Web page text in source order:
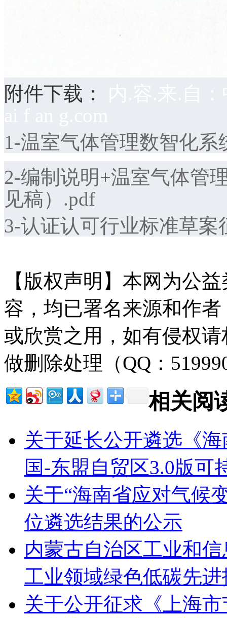
附件下载：
1-温室气体管理数智化
2-编制说明+温室气体管
见稿）.pdf
3-认证认可行业标准草案
【版权声明】本网为公
容，均已署名来源和作
或欣赏之用，如有侵权
做删除处理（QQ：
相关阅
关于延长公开遴选《
国-东盟自贸区3.0版可
关于“海南省应对气候
位遴选结果的公示
内蒙古自治区工业和
工业领域绿色低碳先
关于公开征求《上海